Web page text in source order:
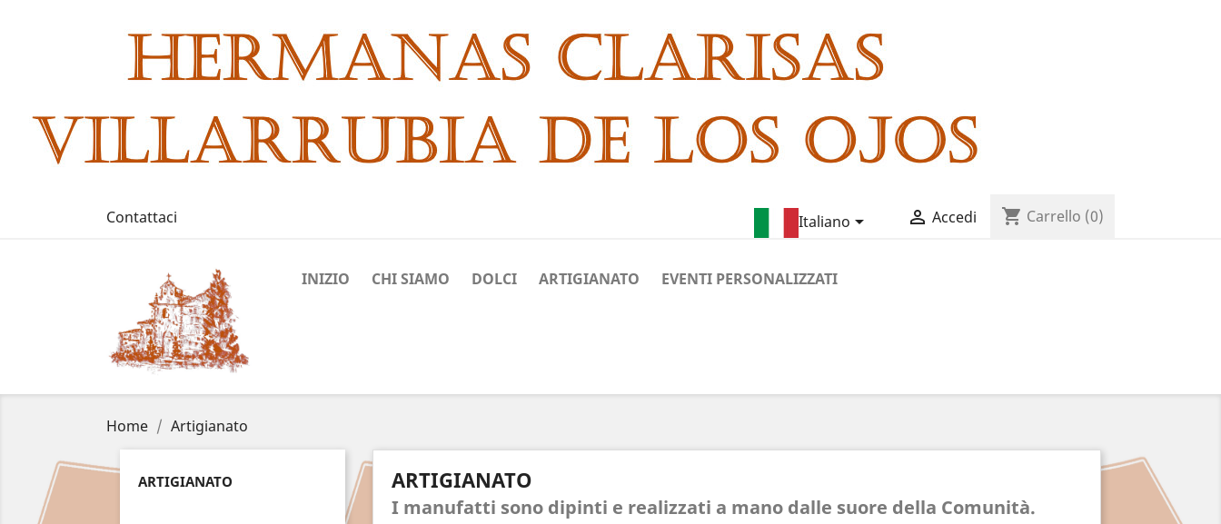
Contattaci Italiano  Accedi shopping_cart Carrello (0)
INIZIO CHI SIAMO DOLCI ARTIGIANATO EVENTI PERSONALIZZATI
Home Artigianato
ARTIGIANATO ARTIGIANATO
I manufatti sono dipinti e realizzati a mano dalle suore della Comunità.